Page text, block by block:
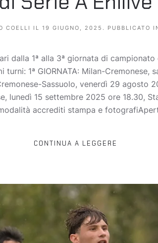
COELLI IL 19 GIUGNO, 2025 . PUBBLICATO
dalla 1ª alla 3ª giornata di
turni: 1ª GIORNATA: Milan-
Sassuolo, venerdì 29 agosto
lunedì 15 settembre 2025 ore 18.30,
accrediti stampa e
CONTINUA A LEGGERE